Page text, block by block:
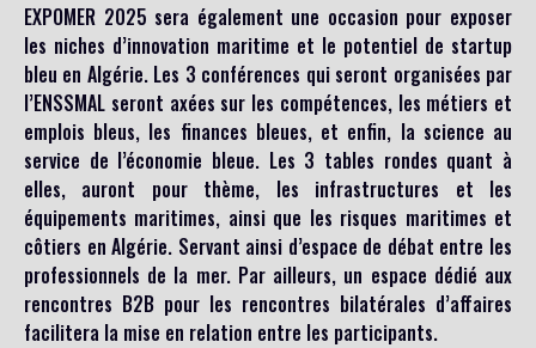
EXPOMER 2025 sera également une occasion pour exposer
les niches d’innovation maritime et le potentiel de startup
bleu en Algérie. Les 3 conférences qui seront organisées par
l’ENSSMAL seront axées sur les compétences, les métiers et
emplois bleus, les finances bleues, et enfin, la science au
service de l’économie bleue. Les 3 tables rondes quant à
elles, auront pour thème, les infrastructures et les
équipements maritimes, ainsi que les risques maritimes et
côtiers en Algérie. Servant ainsi d’espace de débat entre les
professionnels de la mer. Par ailleurs, un espace dédié aux
rencontres B2B pour les rencontres bilatérales d’affaires
facilitera la mise en relation entre les participants.